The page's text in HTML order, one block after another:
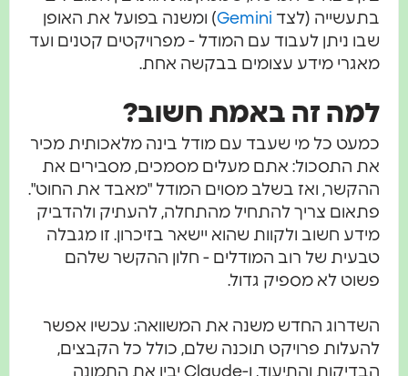
בתעשייה (לצד Gemini) ומשנה בפועל את האופן
שבו ניתן לעבוד עם המודל - מפרויקטים קטנים ועד
מאגרי מידע עצומים בבקשה אחת.
למה זה באמת חשוב?
כמעט כל מי שעבד עם מודל בינה מלאכותית מכיר
את התסכול: אתם מעלים מסמכים, מסבירים את
ההקשר, ואז בשלב מסוים המודל "מאבד את החוט".
פתאום צריך להתחיל מהתחלה, להעתיק ולהדביק
מידע חשוב ולקוות שהוא יישאר בזיכרון. זו מגבלה
טבעית של רוב המודלים - חלון ההקשר שלהם
פשוט לא מספיק גדול.
השדרוג החדש משנה את המשוואה: עכשיו אפשר
להעלות פרויקט תוכנה שלם, כולל כל הקבצים,
הבדיקות והתיעוד, ו-Claude יבין את התמונה